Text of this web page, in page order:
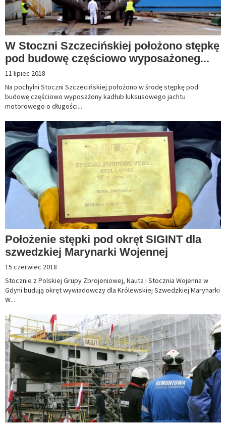
W Stoczni Szczecińskiej położono stępkę
pod budowę częściowo wyposażoneg...
11 lipiec 2018
Na pochylni Stoczni Szczecińskiej położono w środę stępkę pod
budowę częściowo wyposażony kadłub luksusowego jachtu
motorowego o długości...
Położenie stępki pod okręt SIGINT dla
szwedzkiej Marynarki Wojennej
15 czerwiec 2018
Stocznie z Polskiej Grupy Zbrojeniowej, Nauta i Stocznia Wojenna w
Gdyni budują okręt wywiadowczy dla Królewskiej Szwedzkiej Marynarki
W...